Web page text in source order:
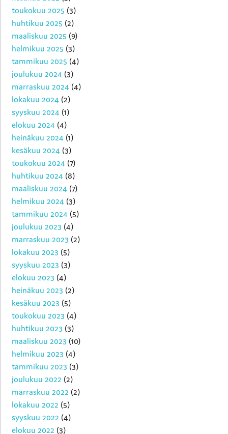
toukokuu 2025 (3)
huhtikuu 2025 (2)
maaliskuu 2025 (9)
helmikuu 2025 (3)
tammikuu 2025 (4)
joulukuu 2024 (3)
marraskuu 2024 (4)
lokakuu 2024 (2)
syyskuu 2024 (1)
elokuu 2024 (4)
heinäkuu 2024 (1)
kesäkuu 2024 (3)
toukokuu 2024 (7)
huhtikuu 2024 (8)
maaliskuu 2024 (7)
helmikuu 2024 (3)
tammikuu 2024 (5)
joulukuu 2023 (4)
marraskuu 2023 (2)
lokakuu 2023 (5)
syyskuu 2023 (3)
elokuu 2023 (4)
heinäkuu 2023 (2)
kesäkuu 2023 (5)
toukokuu 2023 (4)
huhtikuu 2023 (3)
maaliskuu 2023 (10)
helmikuu 2023 (4)
tammikuu 2023 (3)
joulukuu 2022 (2)
marraskuu 2022 (2)
lokakuu 2022 (5)
syyskuu 2022 (4)
elokuu 2022 (3)